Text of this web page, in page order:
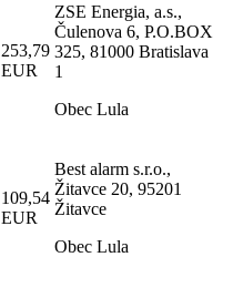
253,79
EUR
ZSE Energia, a.s.,
Čulenova 6, P.O.BOX
325, 81000 Bratislava
1
Obec Lula
109,54
EUR
Best alarm s.r.o.,
Žitavce 20, 95201
Žitavce
Obec Lula